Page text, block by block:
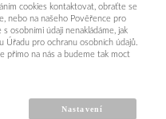
cookies kontaktovat, obraťte se
nebo na našeho Pověřence pro
osobními údaji nenakládáme, jak
pro ochranu osobních údajů.
přímo na nás a budeme tak moct
Nastavení